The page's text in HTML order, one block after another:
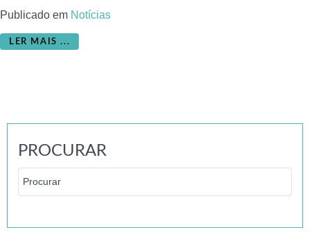
Publicado em Notícias
LER MAIS ...
PROCURAR